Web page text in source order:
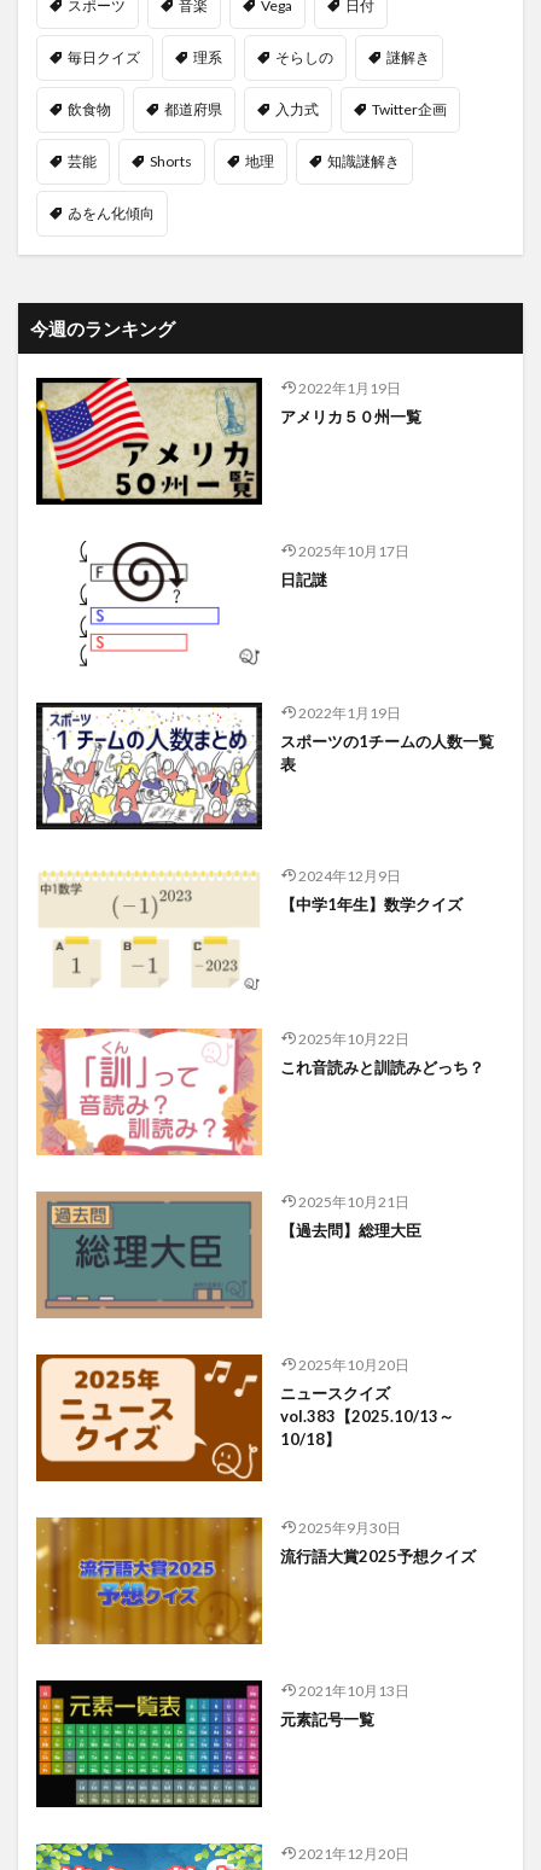
スポーツ 音楽 Vega 日付
毎日クイズ 理系 そらしの 謎解き
飲食物 都道府県 入力式 Twitter企画
芸能 Shorts 地理 知識謎解き
ゐをん化傾向
今週のランキング
2022年1月19日
アメリカ５０州一覧
2025年10月17日
日記謎
2022年1月19日
スポーツの1チームの人数一覧
表
2024年12月9日
【中学1年生】数学クイズ
2025年10月22日
これ音読みと訓読みどっち？
2025年10月21日
【過去問】総理大臣
2025年10月20日
ニュースクイズ
vol.383【2025.10/13～
10/18】
2025年9月30日
流行語大賞2025予想クイズ
2021年10月13日
元素記号一覧
2021年12月20日